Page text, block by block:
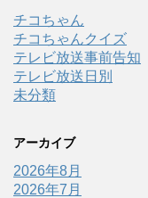
チコちゃん
チコちゃんクイズ
テレビ放送事前告知
テレビ放送日別
未分類
アーカイブ
2026年8月
2026年7月